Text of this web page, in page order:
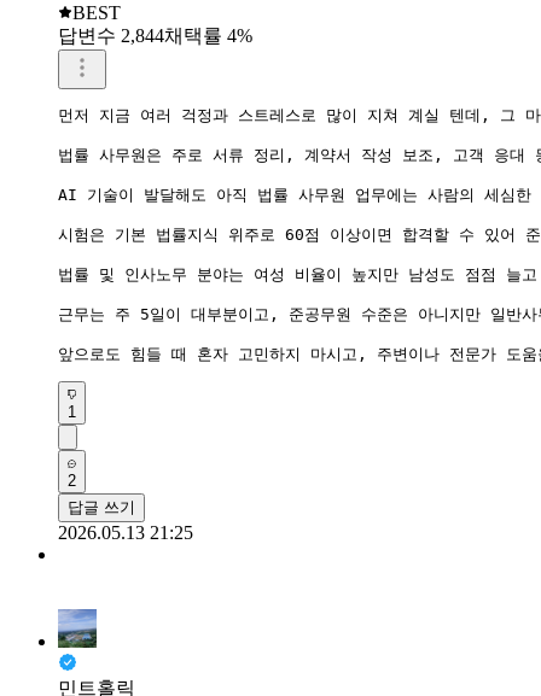
BEST
답변수 2,844채택률 4%
먼저 지금 여러 걱정과 스트레스로 많이 지쳐 계실 텐데, 그
법률 사무원은 주로 서류 정리, 계약서 작성 보조, 고객 응대
AI 기술이 발달해도 아직 법률 사무원 업무에는 사람의 세심
시험은 기본 법률지식 위주로 60점 이상이면 합격할 수 있어
법률 및 인사노무 분야는 여성 비율이 높지만 남성도 점점
근무는 주 5일이 대부분이고, 준공무원 수준은 아니지만 일반
앞으로도 힘들 때 혼자 고민하지 마시고, 주변이나 전문가 도
1
2
답글 쓰기
2026.05.13 21:25
민트홀릭